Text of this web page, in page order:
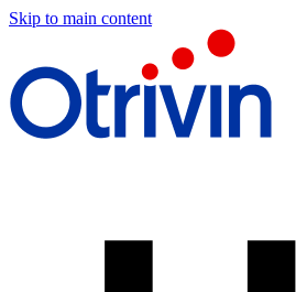
Skip to main content